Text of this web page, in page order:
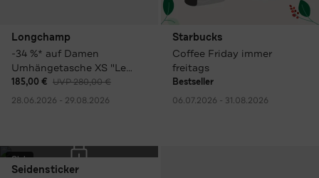
Longchamp
-34 %* auf Damen
Umhängetasche XS "Le
Panier Pliage", bunt
185,00 € UVP 280,00 €
28.06.2026 - 29.08.2026
Starbucks
Coffee Friday immer
freitags
Bestseller
06.07.2026 - 31.08.2026
Club
Seidensticker